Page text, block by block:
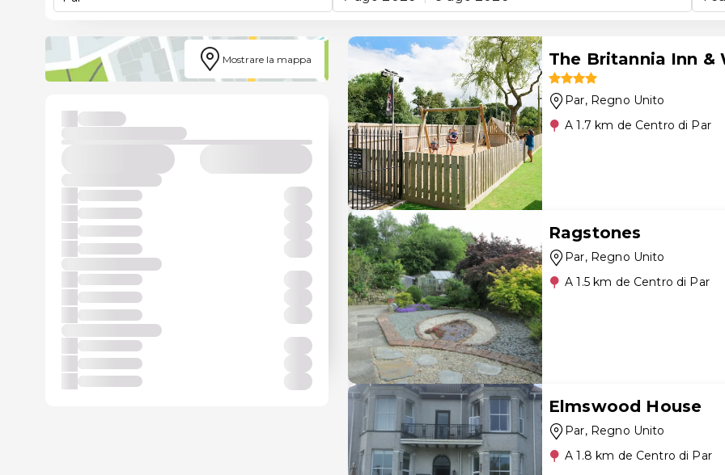
Mostrare la mappa The Britannia Inn &
Par, Regno Unito
A 1.7 km de Centro di Par
Ragstones
Par, Regno Unito
A 1.5 km de Centro di Par
Elmswood House
Par, Regno Unito
A 1.8 km de Centro di Par